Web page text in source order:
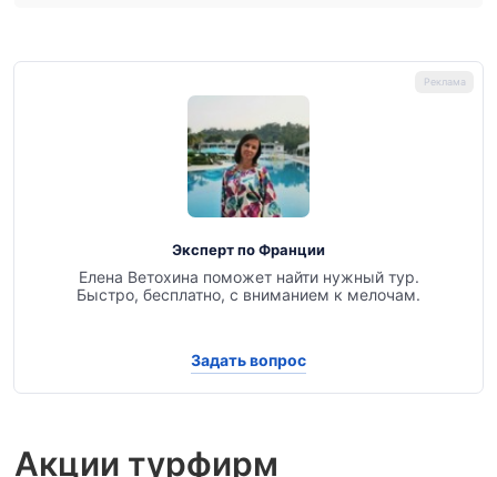
Эксперт по Франции
Елена Ветохина поможет найти нужный тур.
Быстро, бесплатно, с вниманием к мелочам.
Задать вопрос
Акции турфирм